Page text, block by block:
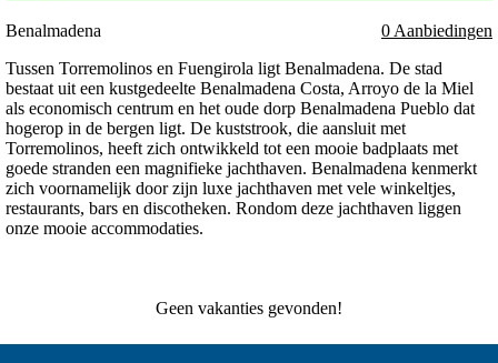
Benalmadena
0 Aanbiedingen
Tussen Torremolinos en Fuengirola ligt Benalmadena. De stad
bestaat uit een kustgedeelte Benalmadena Costa, Arroyo de la Miel
als economisch centrum en het oude dorp Benalmadena Pueblo dat
hogerop in de bergen ligt. De kuststrook, die aansluit met
Torremolinos, heeft zich ontwikkeld tot een mooie badplaats met
goede stranden een magnifieke jachthaven. Benalmadena kenmerkt
zich voornamelijk door zijn luxe jachthaven met vele winkeltjes,
restaurants, bars en discotheken. Rondom deze jachthaven liggen
onze mooie accommodaties.
Geen vakanties gevonden!